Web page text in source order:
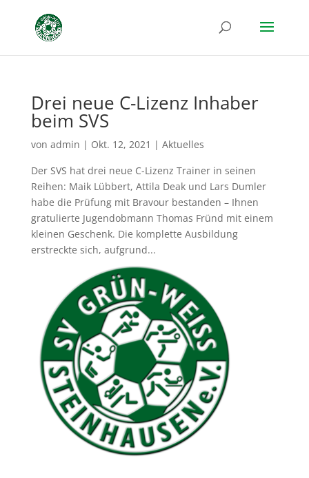
Drei neue C-Lizenz Inhaber
beim SVS
von admin | Okt. 12, 2021 | Aktuelles
Der SVS hat drei neue C-Lizenz Trainer in seinen
Reihen: Maik Lübbert, Attila Deak und Lars Dumler
habe die Prüfung mit Bravour bestanden – Ihnen
gratulierte Jugendobmann Thomas Fründ mit einem
kleinen Geschenk. Die komplette Ausbildung
erstreckte sich, aufgrund...